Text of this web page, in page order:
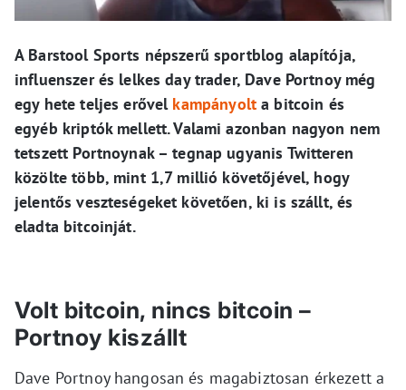
A Barstool Sports népszerű sportblog alapítója,
influenszer és lelkes day trader, Dave Portnoy még
egy hete teljes erővel kampányolta bitcoin és
egyéb kriptók mellett. Valami azonban nagyon nem
tetszett Portnoynak – tegnap ugyanis Twitteren
közölte több, mint 1,7 millió követőjével, hogy
jelentős veszteségeket követően, ki is szállt, és
eladta bitcoinját.
Volt bitcoin, nincs bitcoin –
Portnoy kiszállt
Dave Portnoy hangosan és magabiztosan érkezett a